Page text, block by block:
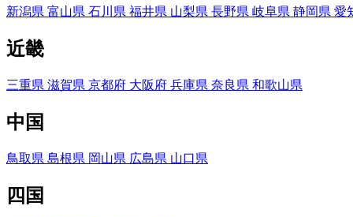
新潟県 富山県 石川県 福井県 山梨県 長野県 岐阜県 静岡県 愛
近畿
三重県 滋賀県 京都府 大阪府 兵庫県 奈良県 和歌山県
中国
鳥取県 島根県 岡山県 広島県 山口県
四国